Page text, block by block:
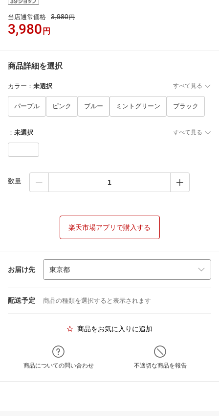
当店通常価格 3,980円
3,980 円
商品詳細を選択
カラー ： 未選択 すべて見る
パープル ピンク ブルー ミントグリーン ブラック
： 未選択 すべて見る
数量
楽天市場アプリで購入する
お届け先
配送予定 商品の種類を選択すると表示されます
商品をお気に入りに追加
商品についての問い合わせ 不適切な商品を報告